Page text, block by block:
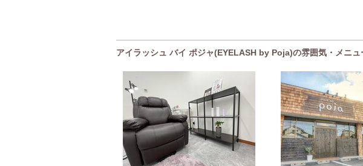
アイラッシュ バイ ポジャ(EYELASH by Poja)の雰囲気・メニュ